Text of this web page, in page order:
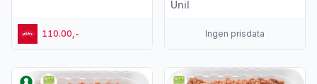
110.00,-
Unil
Ingen prisdata
Vis flere detaljer for produktet "Kjøttdeig Svin 9% 200g
Vis flere detaljer for